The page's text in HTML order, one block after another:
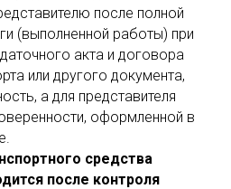
после полной
(выполненной работы) при
акта и договора
или другого документа,
а для представителя
оформленной в
средства
после контроля